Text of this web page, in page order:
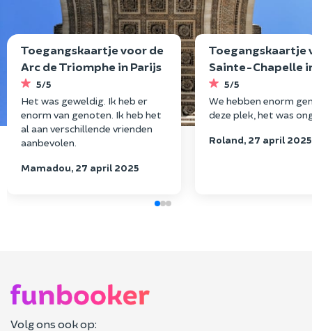
Toegangskaartje voor de
Sainte-Chapelle in het 1e
arrondissement van
Parijs
5/5
We hebben enorm genoten van
deze plek, het was ongelooflijk!
Roland, 27 april 2025
Toegangskaartje
het kasteel
(37)5/5
Een onvergetelijk
dit prachtige kasteel!
we de wachtrijen.
Volg ons ook op: